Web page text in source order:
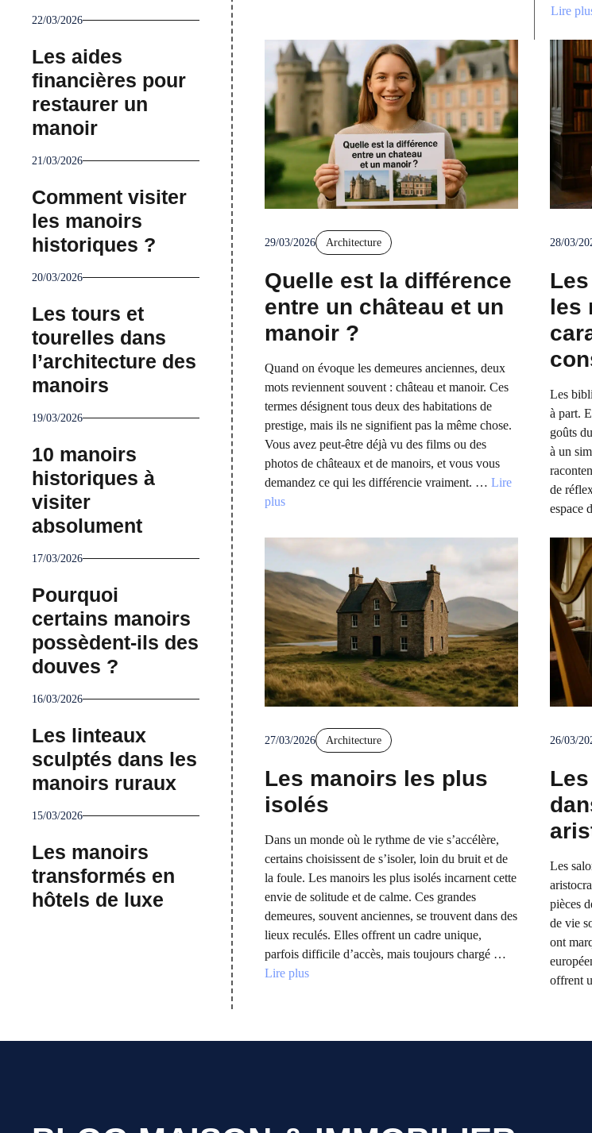
22/03/2026
Les aides
financières pour
restaurer un
manoir
21/03/2026
Comment visiter
les manoirs
historiques ?
20/03/2026
Les tours et
tourelles dans
l’architecture des
manoirs
19/03/2026
10 manoirs
historiques à
visiter
absolument
17/03/2026
Pourquoi
certains manoirs
possèdent-ils des
douves ?
16/03/2026
Les linteaux
sculptés dans les
manoirs ruraux
15/03/2026
Les manoirs
transformés en
hôtels de luxe
Lire
29/03/2026 Architecture
Quelle est la différence
entre un château et un
manoir ?
Quand on évoque les demeures anciennes, deux
mots reviennent souvent : château et manoir. Ces
termes désignent tous deux des habitations de
prestige, mais ils ne signifient pas la même chose.
Vous avez peut-être déjà vu des films ou des
photos de châteaux et de manoirs, et vous vous
demandez ce qui les différencie vraiment. … Lire
plus
28/03/
les
Les
à part.
goûts
à un
de
espace
27/03/2026 Architecture
Les manoirs les plus
isolés
Dans un monde où le rythme de vie s’accélère,
certains choisissent de s’isoler, loin du bruit et de
la foule. Les manoirs les plus isolés incarnent cette
envie de solitude et de calme. Ces grandes
demeures, souvent anciennes, se trouvent dans des
lieux reculés. Elles offrent un cadre unique,
parfois difficile d’accès, mais toujours chargé …
Lire plus
26/03/
Les
pièces
de vie
ont
offrent